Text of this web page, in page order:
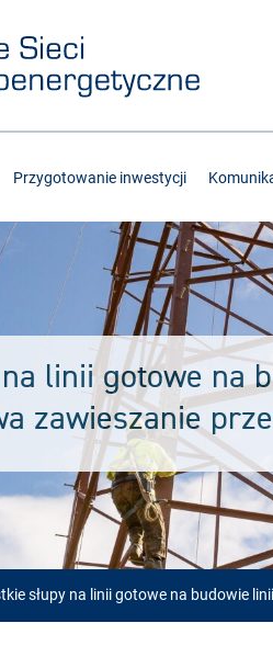
Przygotowanie inwestycji
linii gotowe na
zawieszanie
słupy na linii gotowe na budowie